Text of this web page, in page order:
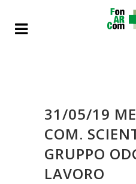
31/05/19
COM.
GRUPPO
LAVORO